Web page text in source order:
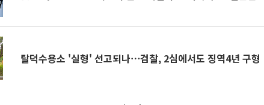
탈덕수용소 '실형' 선고되나⋯검찰, 2심에서도 징역4년 구형